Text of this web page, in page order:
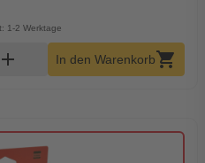
1-2 Werktage
Menge
add In den Warenkorbshopping_cart